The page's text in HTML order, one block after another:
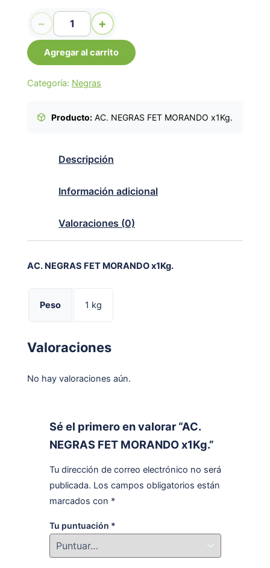
− +
Agregar al carrito
Categoría: Negras
Producto: AC. NEGRAS FET MORANDO x1Kg.
Descripción
Información adicional
Valoraciones (0)
AC. NEGRAS FET MORANDO x1Kg.
Peso 1 kg
Valoraciones
No hay valoraciones aún.
Sé el primero en valorar “AC.
NEGRAS FET MORANDO x1Kg.”
Tu dirección de correo electrónico no será
publicada. Los campos obligatorios están
marcados con *
Tu puntuación *